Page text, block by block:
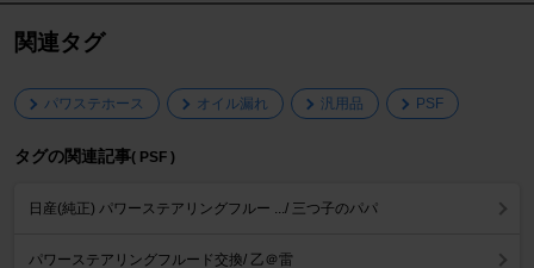
関連タグ
パワステホース オイル漏れ 汎用品 PSF
タグの関連記事( PSF )
日産(純正) パワーステアリングフルー .../ 三つ子のパパ
パワーステアリングフルード交換/ 乙＠雷